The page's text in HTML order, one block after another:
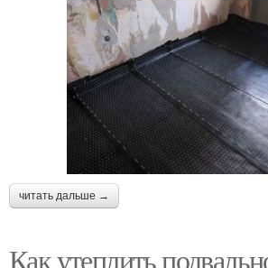
читать дальше →
Как утеплить